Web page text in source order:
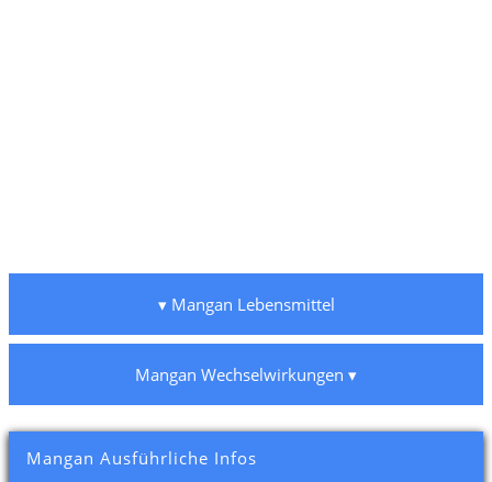
▾ Mangan Lebensmittel
Mangan Wechselwirkungen ▾
Mangan Ausführliche Infos